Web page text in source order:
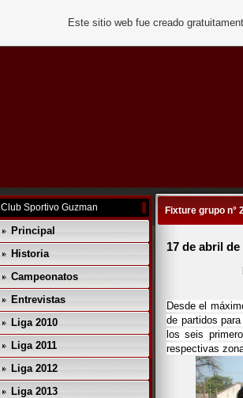
Club Sportivo Guzman
Principal
Historia
Campeonatos
Entrevistas
Liga 2010
Liga 2011
Liga 2012
Liga 2013
Fixture grupo n°
17 de abril de
Desde el
de partidos
los seis
respectivas
Este sitio web fue creado